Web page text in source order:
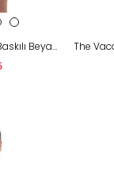
Enjoy Every Moment" Baskılı Beyaz Oversize Tişört